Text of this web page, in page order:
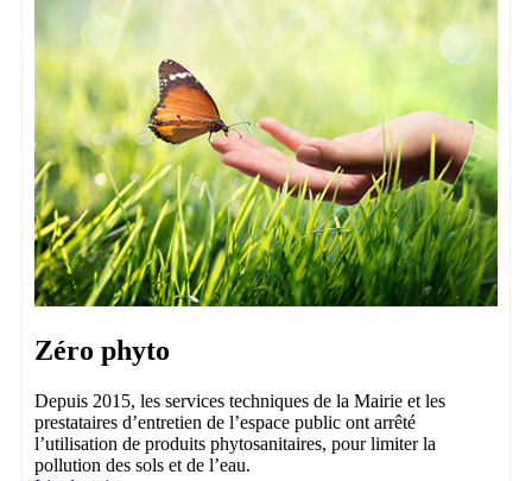
Zéro phyto
Depuis 2015, les services techniques de la Mairie et les
prestataires d’entretien de l’espace public ont arrêté
l’utilisation de produits phytosanitaires, pour limiter la
pollution des sols et de l’eau.